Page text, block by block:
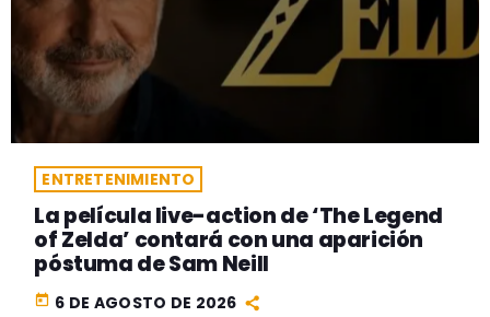
ENTRETENIMIENTO
La película live-action de ‘The Legend
of Zelda’ contará con una aparición
póstuma de Sam Neill
today 6 DE AGOSTO DE 2026